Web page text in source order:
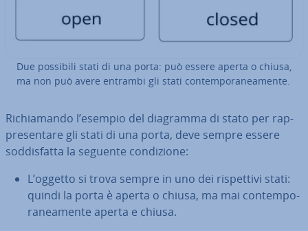
Due possibili stati di una porta: può essere aperta o chiusa,
ma non può avere entrambi gli stati con­tem­po­ra­nea­men­te.
Ri­chia­man­do l’esempio del diagramma di stato per rap­
pre­sen­ta­re gli stati di una porta, deve sempre essere
sod­di­sfat­ta la seguente con­di­zio­ne:
L’oggetto si trova sempre in uno dei ri­spet­ti­vi stati:
quindi la porta è aperta o chiusa, ma mai con­tem­po­
ra­nea­men­te aperta e chiusa.